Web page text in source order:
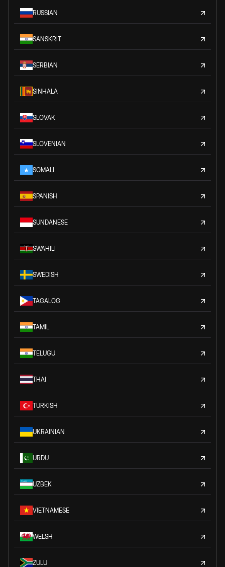
RUSSIAN
SANSKRIT
SERBIAN
SINHALA
SLOVAK
SLOVENIAN
SOMALI
SPANISH
SUNDANESE
SWAHILI
SWEDISH
TAGALOG
TAMIL
TELUGU
THAI
TURKISH
UKRAINIAN
URDU
UZBEK
VIETNAMESE
WELSH
ZULU